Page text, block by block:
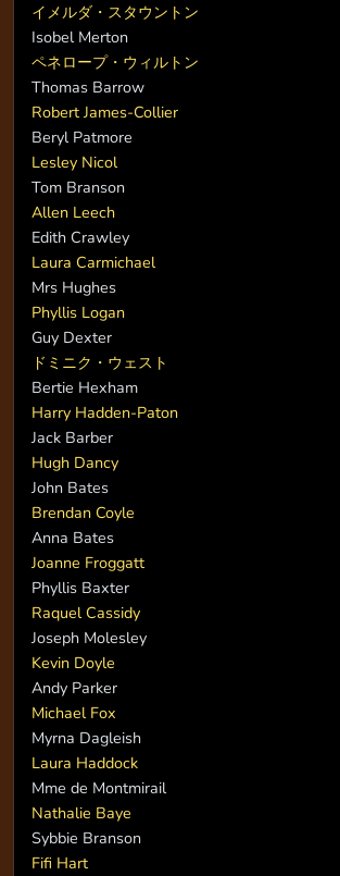
イメルダ・スタウントン
Isobel Merton
ペネロープ・ウィルトン
Thomas Barrow
Robert James-Collier
Beryl Patmore
Lesley Nicol
Tom Branson
Allen Leech
Edith Crawley
Laura Carmichael
Mrs Hughes
Phyllis Logan
Guy Dexter
ドミニク・ウェスト
Bertie Hexham
Harry Hadden-Paton
Jack Barber
Hugh Dancy
John Bates
Brendan Coyle
Anna Bates
Joanne Froggatt
Phyllis Baxter
Raquel Cassidy
Joseph Molesley
Kevin Doyle
Andy Parker
Michael Fox
Myrna Dagleish
Laura Haddock
Mme de Montmirail
Nathalie Baye
Sybbie Branson
Fifi Hart